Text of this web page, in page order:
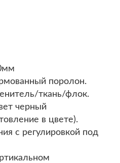
поролон.
ткань/флок.
черный
в цвете).
с регулировкой под